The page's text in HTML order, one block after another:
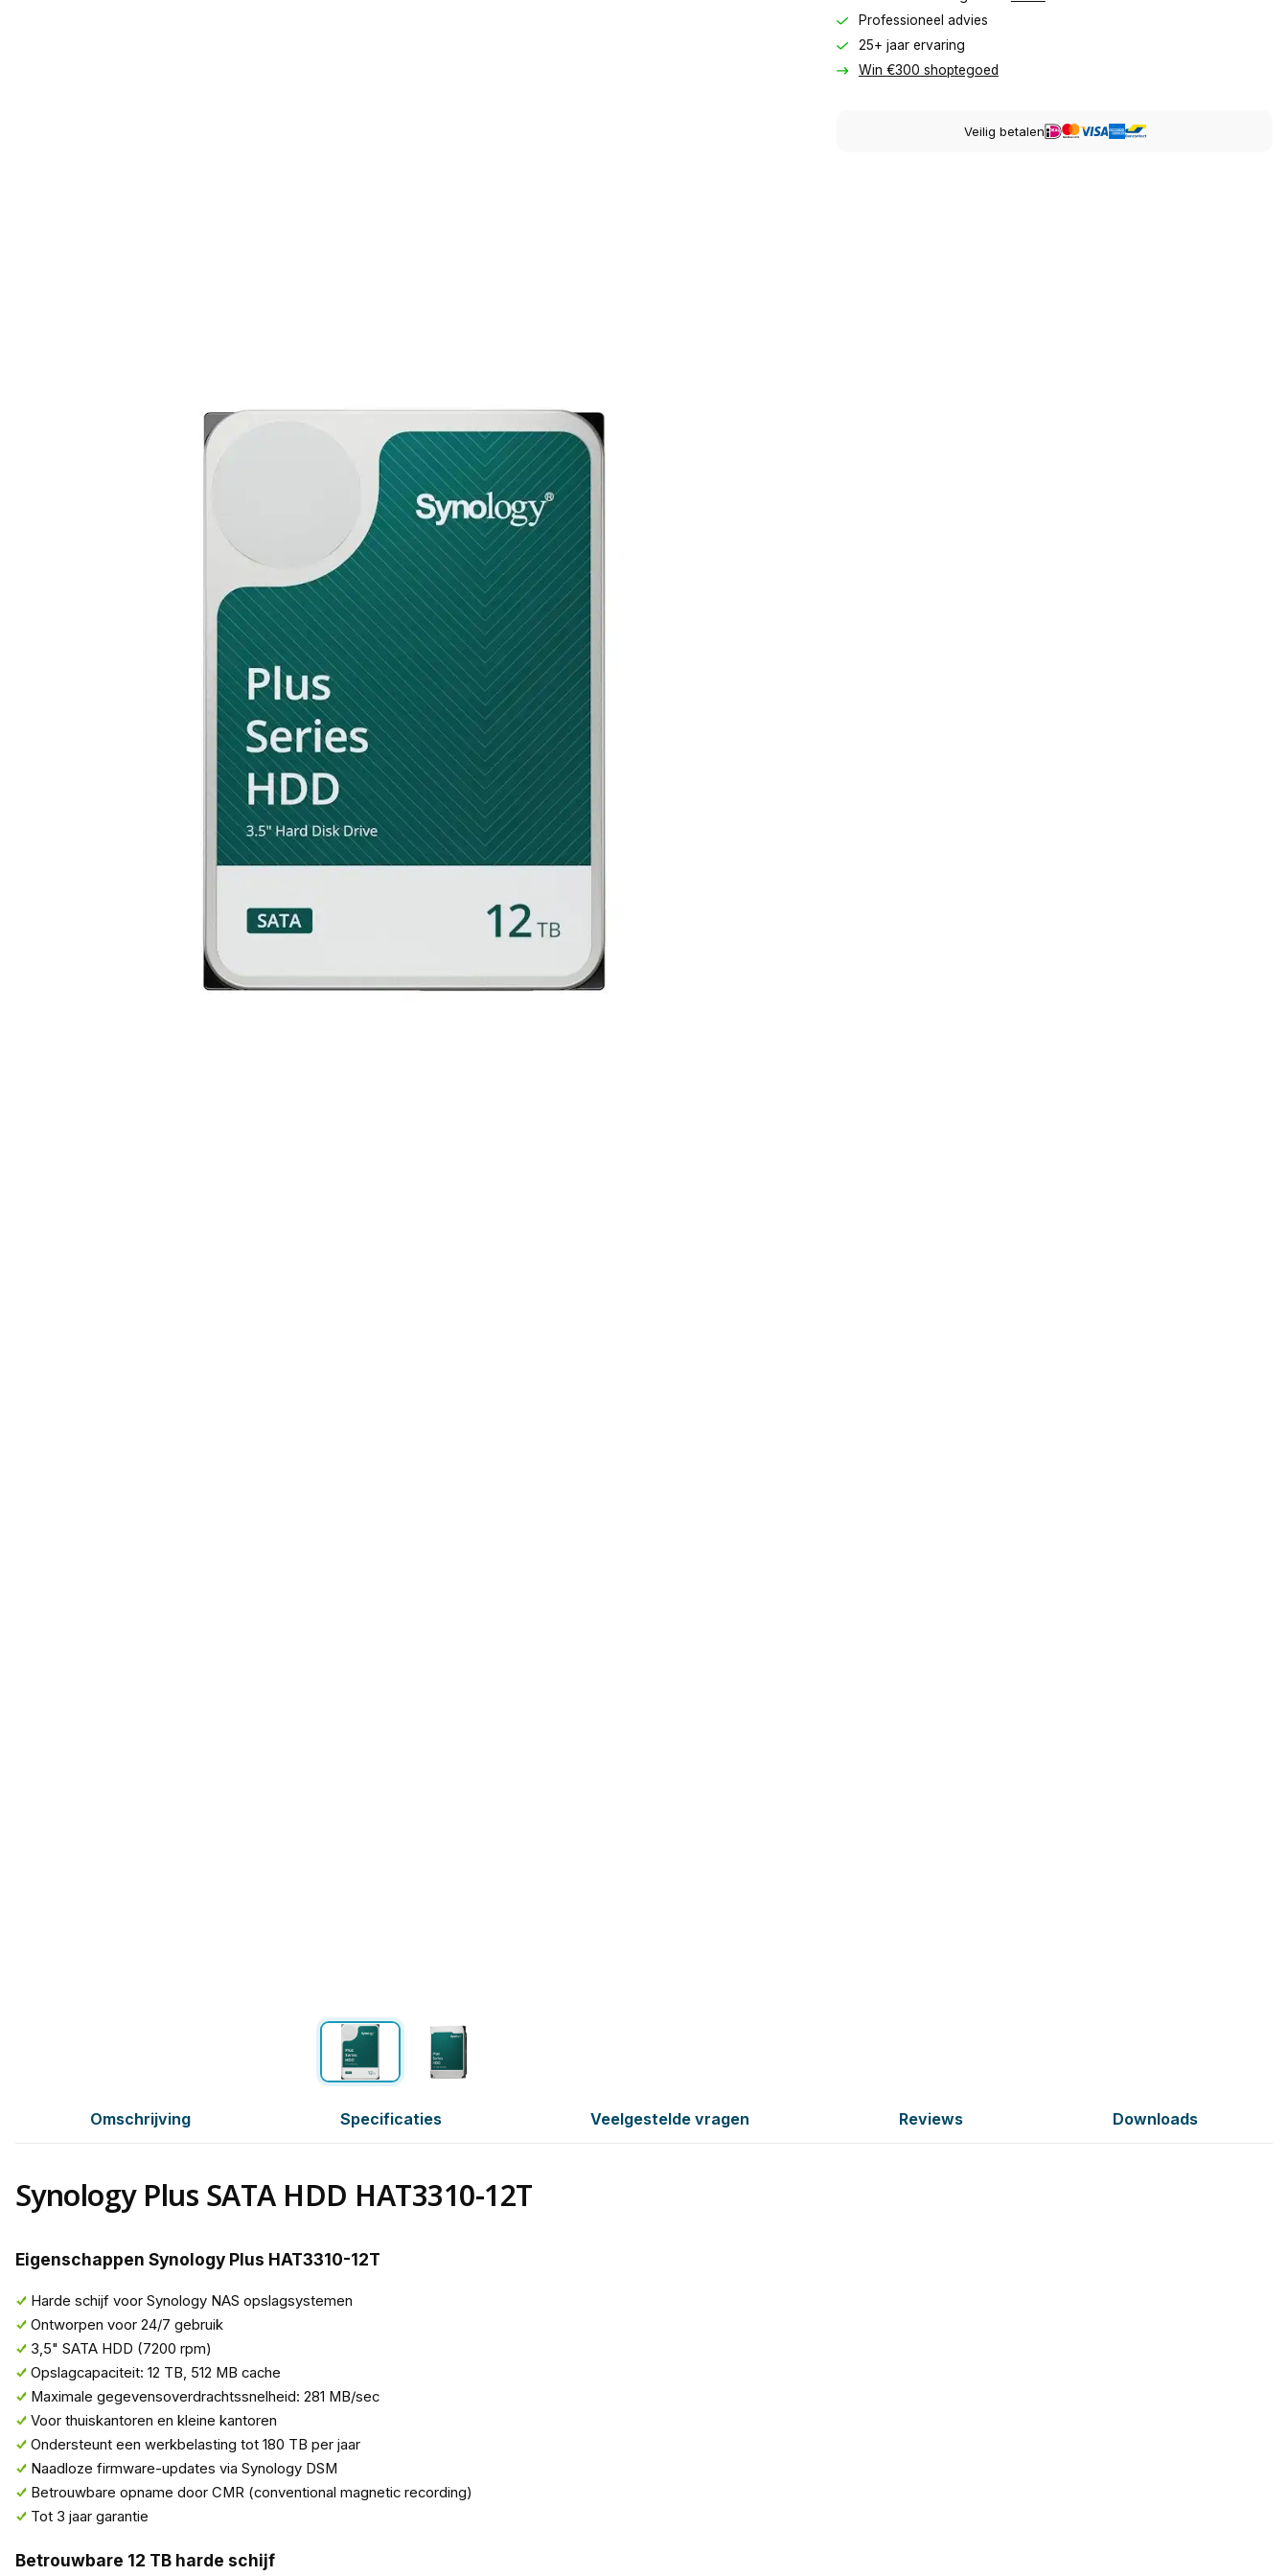
Professioneel advies
25+ jaar ervaring
Win €300 shoptegoed
Veilig betalen
Omschrijving Specificaties Veelgestelde vragen Reviews Downloads
Synology Plus SATA HDD HAT3310-12T
Eigenschappen Synology Plus HAT3310-12T
Harde schijf voor Synology NAS opslagsystemen
Ontworpen voor 24/7 gebruik
3,5" SATA HDD (7200 rpm)
Opslagcapaciteit: 12 TB, 512 MB cache
Maximale gegevensoverdrachtssnelheid: 281 MB/sec
Voor thuiskantoren en kleine kantoren
Ondersteunt een werkbelasting tot 180 TB per jaar
Naadloze firmware-updates via Synology DSM
Betrouwbare opname door CMR (conventional magnetic recording)
Tot 3 jaar garantie
Betrouwbare 12 TB harde schijf